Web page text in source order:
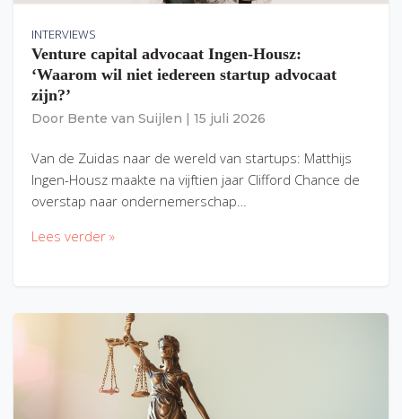
INTERVIEWS
Venture capital advocaat Ingen-Housz:
‘Waarom wil niet iedereen startup advocaat
zijn?’
Door Bente van Suijlen 15 juli 2026
Van de Zuidas naar de wereld van startups: Matthijs
Ingen-Housz maakte na vijftien jaar Clifford Chance de
overstap naar ondernemerschap…
Lees verder »